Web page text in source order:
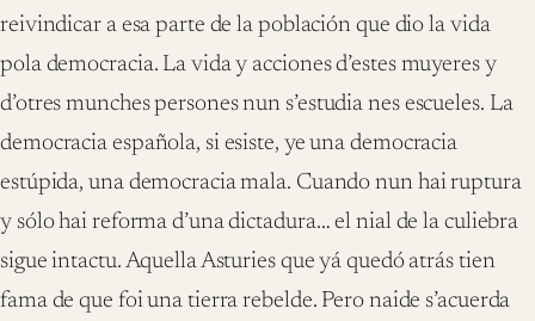
reivindicar a esa parte de la población que dio la vida
pola democracia. La vida y acciones d’estes muyeres y
d’otres munches persones nun s’estudia nes escueles. La
democracia española, si esiste, ye una democracia
estúpida, una democracia mala. Cuando nun hai ruptura
y sólo hai reforma d’una dictadura… el nial de la culiebra
sigue intactu. Aquella Asturies que yá quedó atrás tien
fama de que foi una tierra rebelde. Pero naide s’acuerda